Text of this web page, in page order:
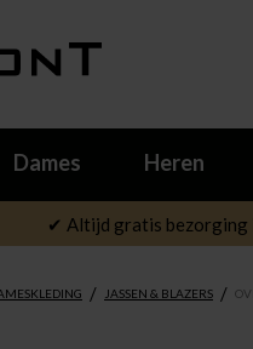
Dames Heren
✔ Altijd gratis
/ JASSEN & BLAZERS /